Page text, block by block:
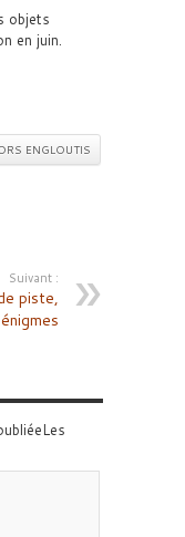
objets
en juin.
ENGLOUTIS
Suivant :
piste,